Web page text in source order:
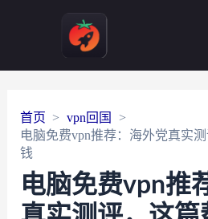
首页
vpn回国
电脑免费vpn推荐：海外党真实
钱
电脑免费vpn推